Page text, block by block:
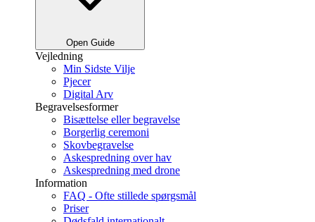
Open Guide
Vejledning
Min Sidste Vilje
Pjecer
Digital Arv
Begravelsesformer
Bisættelse eller begravelse
Borgerlig ceremoni
Skovbegravelse
Askespredning over hav
Askespredning med drone
Information
FAQ - Ofte stillede spørgsmål
Priser